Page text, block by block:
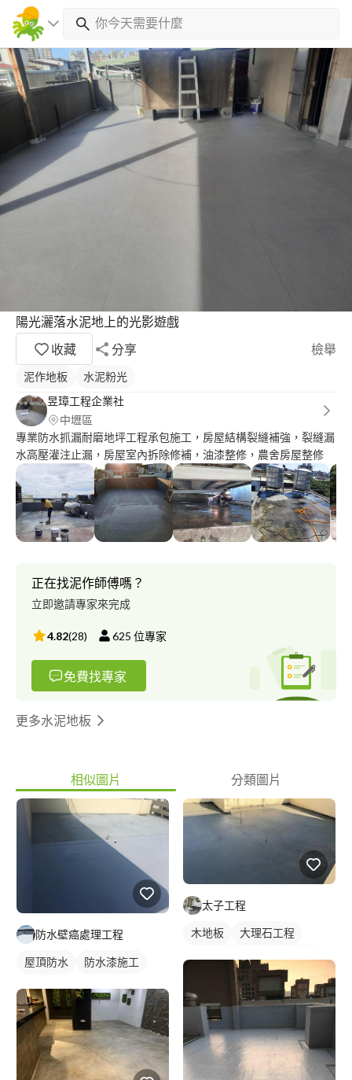
陽光灑落水泥地上的光影遊戲
收藏
分享 檢舉
泥作地板
水泥粉光
昱璋工程企業社
中壢區
專業防水抓漏耐磨地坪工程承包施工，房屋結構裂縫補強，裂縫漏
水高壓灌注止漏，房屋室內拆除修補，油漆整修，農舍房屋整修
正在找泥作師傅嗎？
立即邀請專家來完成
4.82(28) 625 位專家
免費找專家
更多水泥地板
相似圖片 分類圖片
防水壁癌處理工程
屋頂防水
防水漆施工
太子工程
木地板
大理石工程